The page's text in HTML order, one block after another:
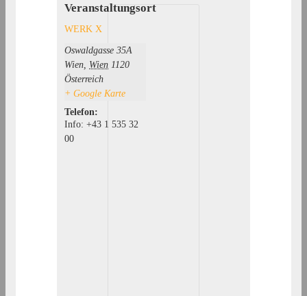
Veranstaltungsort
WERK X
Oswaldgasse 35A
Wien Wien 1120
Österreich
+ Google Karte
Telefon:
Info: +43 1 535 32
00